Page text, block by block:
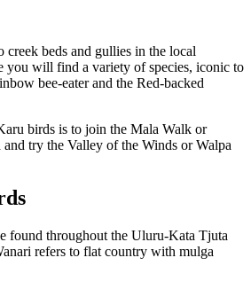
creek beds and gullies in the local
you will find a variety of species, iconic to
bee-eater and the Red-backed
birds is to join the Mala Walk or
try the Valley of the Winds or Walpa
found throughout the Uluru-Kata Tjuta
refers to flat country with mulga